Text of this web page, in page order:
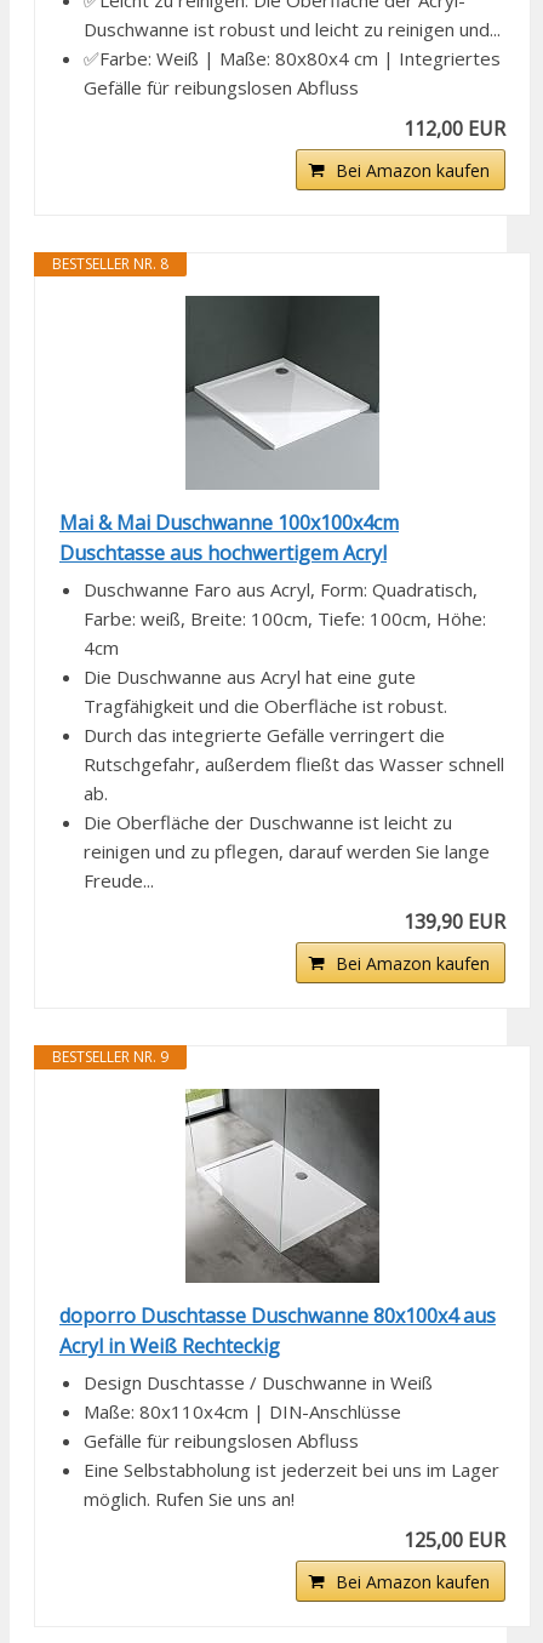
Duschwanne ist robust und leicht zu reinigen und...
✅Farbe: Weiß | Maße: 80x80x4 cm | Integriertes
Gefälle für reibungslosen Abfluss
112,00 EUR
Bei Amazon kaufen
BESTSELLER NR. 8
Mai & Mai Duschwanne 100x100x4cm
Duschtasse aus hochwertigem Acryl
Duschwanne Faro aus Acryl, Form: Quadratisch,
Farbe: weiß, Breite: 100cm, Tiefe: 100cm, Höhe:
4cm
Die Duschwanne aus Acryl hat eine gute
Tragfähigkeit und die Oberfläche ist robust.
Durch das integrierte Gefälle verringert die
Rutschgefahr, außerdem fließt das Wasser schnell
ab.
Die Oberfläche der Duschwanne ist leicht zu
reinigen und zu pflegen, darauf werden Sie lange
Freude...
139,90 EUR
Bei Amazon kaufen
BESTSELLER NR. 9
doporro Duschtasse Duschwanne 80x100x4 aus
Acryl in Weiß Rechteckig
Design Duschtasse / Duschwanne in Weiß
Maße: 80x110x4cm | DIN-Anschlüsse
Gefälle für reibungslosen Abfluss
Eine Selbstabholung ist jederzeit bei uns im Lager
möglich. Rufen Sie uns an!
125,00 EUR
Bei Amazon kaufen